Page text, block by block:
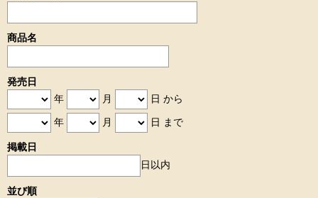
商品名
発売日
年
月 日 から
年 月 日 まで
掲載日
日以内
並び順